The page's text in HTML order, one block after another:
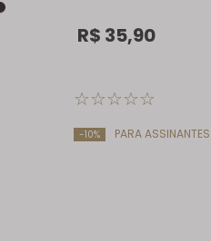
R$ 35,90
☆☆☆☆☆
-10% PARA ASSINANTES